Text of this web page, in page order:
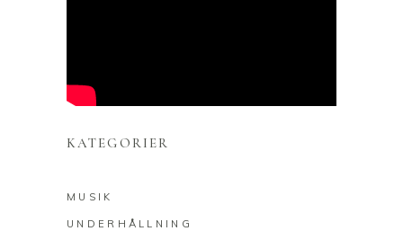
KATEGORIER
MUSIK
UNDERHÅLLNING